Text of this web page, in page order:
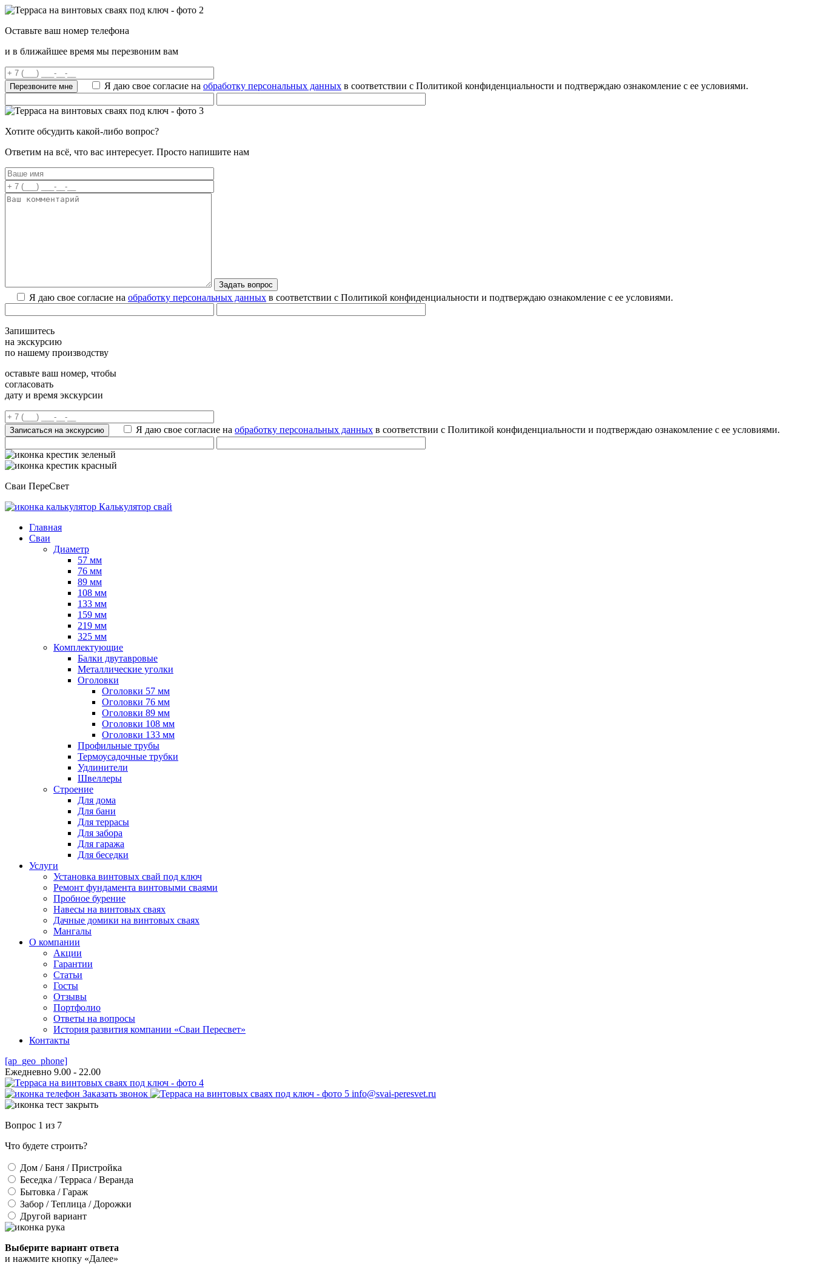
Оставьте ваш номер телефона
и в ближайшее время мы перезвоним вам
Я даю свое согласие на обработку персональных данных в соответствии с Политикой конфиденциальности и подтверждаю ознакомление с ее условиями.
Хотите обсудить какой-либо вопрос?
Ответим на всё, что вас интересует. Просто напишите нам
Я даю свое согласие на обработку персональных данных в соответствии с Политикой конфиденциальности и подтверждаю ознакомление с ее условиями.
Запишитесь
на экскурсию
по нашему производству
оставьте ваш номер, чтобы
согласовать
дату и время экскурсии
Я даю свое согласие на обработку персональных данных в соответствии с Политикой конфиденциальности и подтверждаю ознакомление с ее условиями.
Сваи ПереСвет
Калькулятор свай
Главная
Сваи
Диаметр
57 мм
76 мм
89 мм
108 мм
133 мм
159 мм
219 мм
325 мм
Комплектующие
Балки двутавровые
Металлические уголки
Оголовки
Оголовки 57 мм
Оголовки 76 мм
Оголовки 89 мм
Оголовки 108 мм
Оголовки 133 мм
Профильные трубы
Термоусадочные трубки
Удлинители
Швеллеры
Строение
Для дома
Для бани
Для террасы
Для забора
Для гаража
Для беседки
Услуги
Установка винтовых свай под ключ
Ремонт фундамента винтовыми сваями
Пробное бурение
Навесы на винтовых сваях
Дачные домики на винтовых сваях
Мангалы
О компании
Акции
Гарантии
Статьи
Госты
Отзывы
Портфолио
Ответы на вопросы
История развития компании «Сваи Пересвет»
Контакты
[ap_geo_phone]
Ежедневно 9.00 - 22.00
Заказать звонок info@svai-peresvet.ru
Вопрос 1 из 7
Что будете строить?
Дом / Баня / Пристройка
Беседка / Терраса / Веранда
Бытовка / Гараж
Забор / Теплица / Дорожки
Другой вариант
Выберите вариант ответа
и нажмите кнопку «Далее»